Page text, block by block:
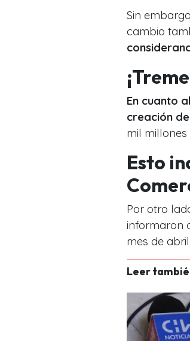
Sin
cambio
En cuanto
creación
mil millones
Esto
Por otro
informaron
mes de
Leer